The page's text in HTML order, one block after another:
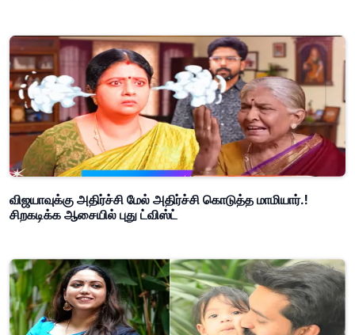
விஜயாவுக்கு அதிர்ச்சி மேல் அதிர்ச்சி கொடுத்த மாமியார்.!
சிறகடிக்க ஆசையில் புது ட்விஸ்ட்